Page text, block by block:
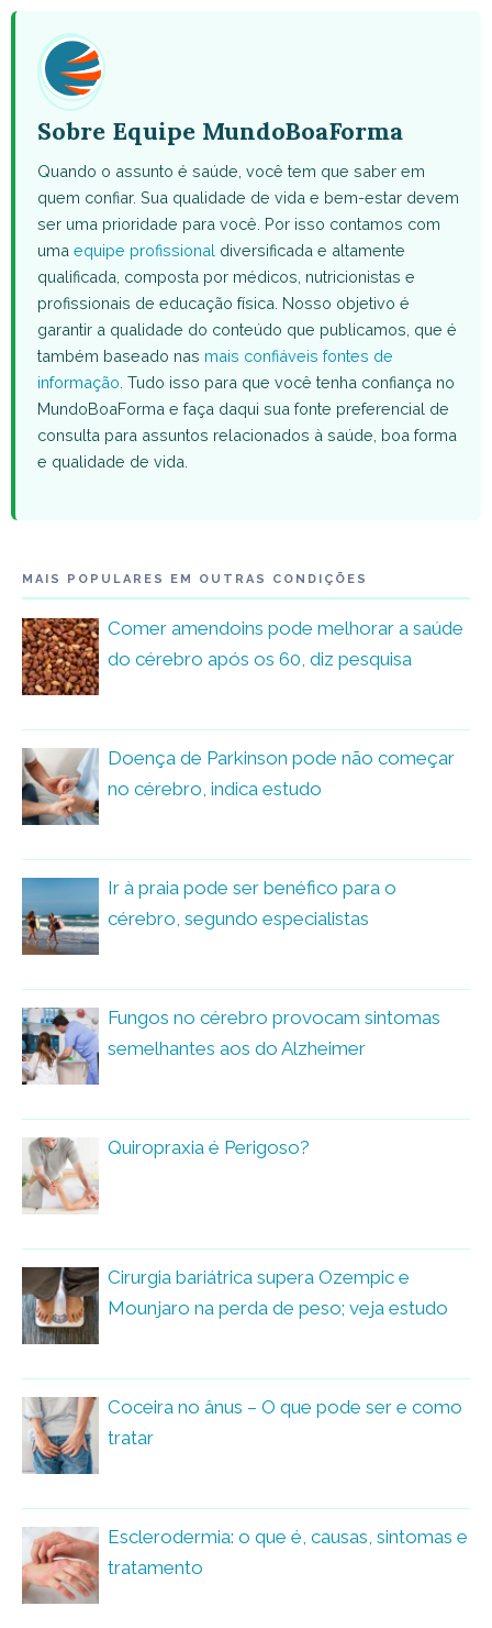
Sobre Equipe MundoBoaForma
Quando o assunto é saúde, você tem que saber em
quem confiar. Sua qualidade de vida e bem-estar devem
ser uma prioridade para você. Por isso contamos com
uma equipe profissional diversificada e altamente
qualificada, composta por médicos, nutricionistas e
profissionais de educação física. Nosso objetivo é
garantir a qualidade do conteúdo que publicamos, que é
também baseado nas mais confiáveis fontes de
informação . Tudo isso para que você tenha confiança no
MundoBoaForma e faça daqui sua fonte preferencial de
consulta para assuntos relacionados à saúde, boa forma
e qualidade de vida.
MAIS POPULARES EM OUTRAS CONDIÇÕES
Comer amendoins pode melhorar a saúde
do cérebro após os 60, diz pesquisa
Doença de Parkinson pode não começar
no cérebro, indica estudo
Ir à praia pode ser benéfico para o
cérebro, segundo especialistas
Fungos no cérebro provocam sintomas
semelhantes aos do Alzheimer
Quiropraxia é Perigoso?
Cirurgia bariátrica supera Ozempic e
Mounjaro na perda de peso; veja estudo
Coceira no ânus – O que pode ser e como
tratar
Esclerodermia: o que é, causas, sintomas e
tratamento